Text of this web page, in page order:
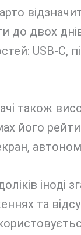
до двох
USB-C,
також
його
іноді
та